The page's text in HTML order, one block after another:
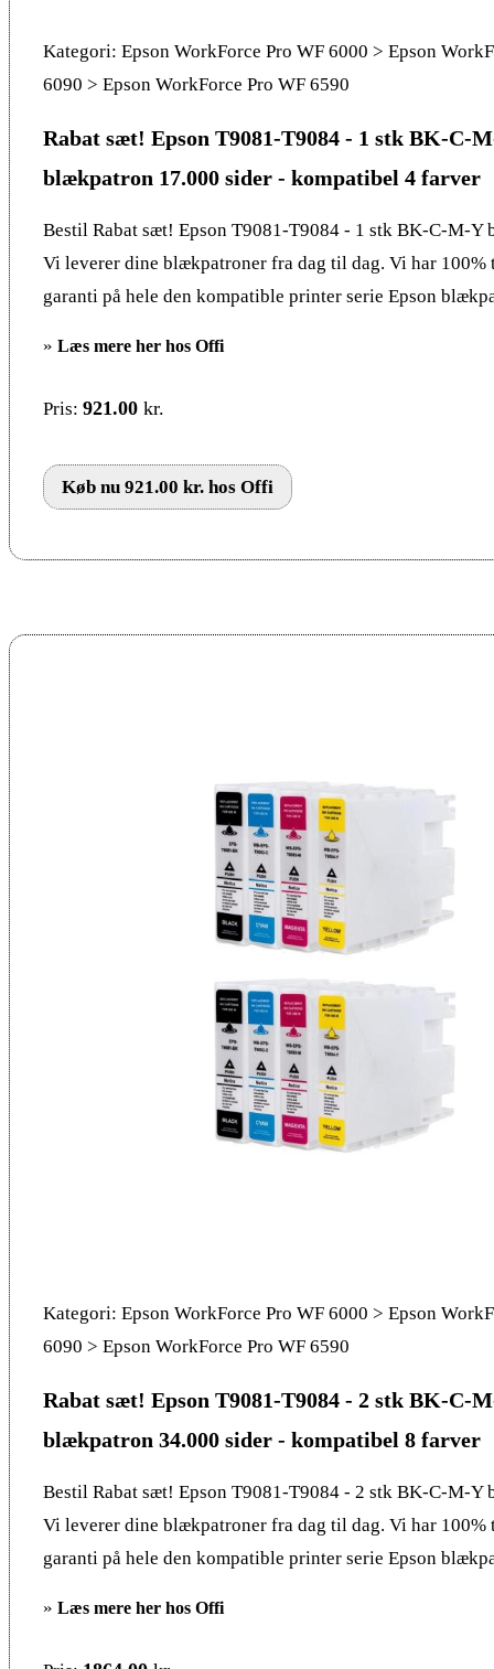
Kategori: Epson WorkForce Pro WF 6000 > Epson
6090 > Epson WorkForce Pro WF 6590
Rabat sæt! Epson T9081-T9084 - 1 stk BK-C-
blækpatron 17.000 sider - kompatibel 4 farver
Bestil Rabat sæt! Epson T9081-T9084 - 1 stk BK-C-M-Y
Vi leverer dine blækpatroner fra dag til dag. Vi har 100%
garanti på hele den kompatible printer serie Epson
» Læs mere her hos Offi
Pris: 921.00 kr.
Køb nu 921.00 kr. hos Offi
Kategori: Epson WorkForce Pro WF 6000 > Epson
6090 > Epson WorkForce Pro WF 6590
Rabat sæt! Epson T9081-T9084 - 2 stk BK-C-
blækpatron 34.000 sider - kompatibel 8 farver
Bestil Rabat sæt! Epson T9081-T9084 - 2 stk BK-C-M-Y
Vi leverer dine blækpatroner fra dag til dag. Vi har 100%
garanti på hele den kompatible printer serie Epson
» Læs mere her hos Offi